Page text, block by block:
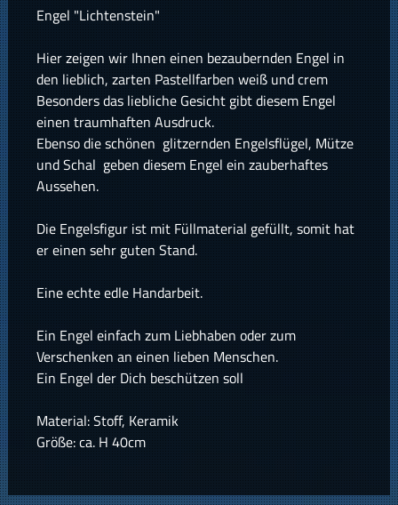
Engel "Lichtenstein"
Hier zeigen wir Ihnen einen bezaubernden Engel in
den lieblich, zarten Pastellfarben weiß und crem
Besonders das liebliche Gesicht gibt diesem Engel
einen traumhaften Ausdruck.
Ebenso die schönen glitzernden Engelsflügel, Mütze
und Schal geben diesem Engel ein zauberhaftes
Aussehen.
Die Engelsfigur ist mit Füllmaterial gefüllt, somit hat
er einen sehr guten Stand.
Eine echte edle Handarbeit.
Ein Engel einfach zum Liebhaben oder zum
Verschenken an einen lieben Menschen.
Ein Engel der Dich beschützen soll
Material: Stoff, Keramik
Größe: ca. H 40cm